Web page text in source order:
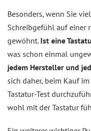
Besonders, wenn Sie
Schreibgefühl auf einer
gewöhnt. Ist eine
was schon einmal
jedem Hersteller und
sich daher, beim Kauf
Tastatur-Test
wohl mit der Tastatur